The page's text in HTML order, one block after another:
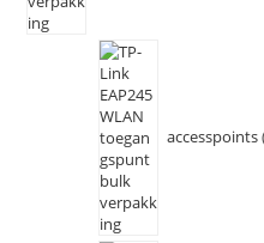
accesspoints